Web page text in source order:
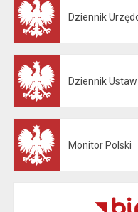
Dziennik
Dziennik Ustaw
Monitor Polski